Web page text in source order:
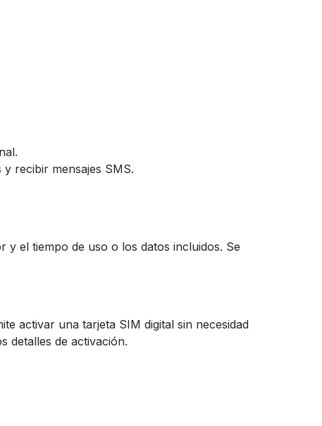
recibir mensajes SMS.
el tiempo de uso o los datos incluidos. Se
activar una tarjeta SIM digital sin necesidad
detalles de activación.